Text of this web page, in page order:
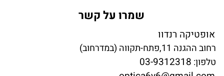
שמרו על קשר
אופטיקה רנדוו
רחוב ההגנה 11,פתח-תקווה (במדרחוב)
טלפון: 03-9312318